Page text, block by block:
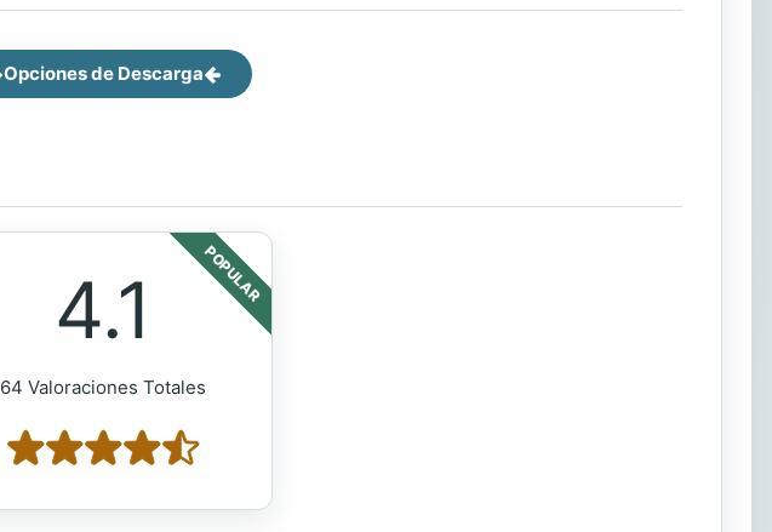
Opciones de Descarga
POPULAR
4.1
64 Valoraciones Totales